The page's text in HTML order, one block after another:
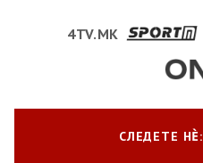
4TV.MK
СЛЕДЕТЕ НЀ: